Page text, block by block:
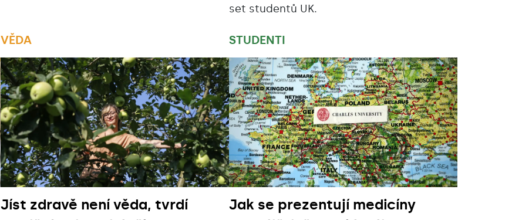
set studentů UK.
VĚDA
Jíst zdravě není věda, tvrdí
STUDENTI
Jak se prezentují medicíny